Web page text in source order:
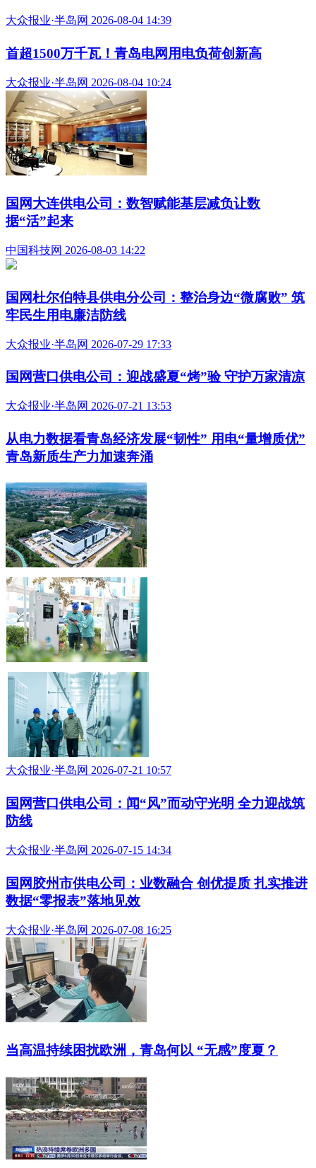
大众报业·半岛网 2026-08-04 14:39
首超1500万千瓦！青岛电网用电负荷创新高
大众报业·半岛网 2026-08-04 10:24
国网大连供电公司：数智赋能基层减负让数
据“活”起来
中国科技网 2026-08-03 14:22
国网杜尔伯特县供电分公司：整治身边“微腐败” 筑
牢民生用电廉洁防线
大众报业·半岛网 2026-07-29 17:33
国网营口供电公司：迎战盛夏“烤”验 守护万家清凉
大众报业·半岛网 2026-07-21 13:53
从电力数据看青岛经济发展“韧性” 用电“量增质优”
青岛新质生产力加速奔涌
大众报业·半岛网 2026-07-21 10:57
国网营口供电公司：闻“风”而动守光明 全力迎战筑
防线
大众报业·半岛网 2026-07-15 14:34
国网胶州市供电公司：业数融合 创优提质 扎实推进
数据“零报表”落地见效
大众报业·半岛网 2026-07-08 16:25
当高温持续困扰欧洲，青岛何以 “无感”度夏？